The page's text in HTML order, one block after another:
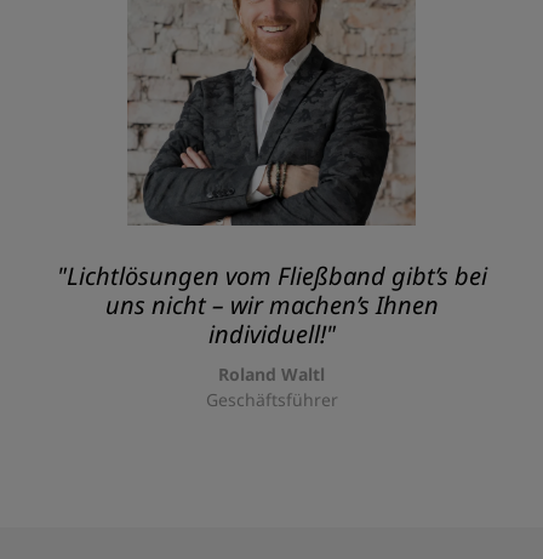
"Lichtlösungen vom Fließband gibt’s bei
uns nicht – wir machen’s Ihnen
individuell!"
Roland Waltl
Geschäftsführer